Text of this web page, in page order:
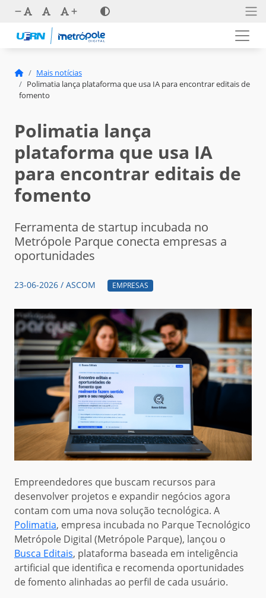
Mais notícias
Polimatia lança plataforma que usa IA para encontrar editais de
fomento
Polimatia lança
plataforma que usa IA
para encontrar editais de
fomento
Ferramenta de startup incubada no
Metrópole Parque conecta empresas a
oportunidades
23-06-2026 / ASCOM EMPRESAS
Empreendedores que buscam recursos para
desenvolver projetos e expandir negócios agora
contam com uma nova solução tecnológica. A
Polimatia, empresa incubada no Parque Tecnológico
Metrópole Digital (Metrópole Parque), lançou o
Busca Editais, plataforma baseada em inteligência
artificial que identifica e recomenda oportunidades
de fomento alinhadas ao perfil de cada usuário.